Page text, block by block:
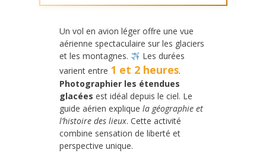
Un vol en avion léger offre une vue
aérienne spectaculaire sur les glaciers
et les montagnes.
Les durées
varient entre 1 et 2 heures.
Photographier les étendues
glacées est idéal depuis le ciel. Le
guide aérien explique la géographie et
l’histoire des lieux. Cette activité
combine sensation de liberté et
perspective unique.